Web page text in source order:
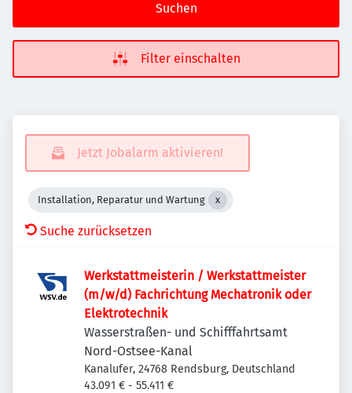
Suchen
Filter einschalten
Jetzt Jobalarm aktivieren!
Installation, Reparatur und Wartung
Suche zurücksetzen
Werkstattmeisterin / Werkstattmeister
(m/w/d) Fachrichtung Mechatronik oder
Elektrotechnik
Wasserstraßen- und Schifffahrtsamt
Nord-Ostsee-Kanal
Kanalufer, 24768 Rendsburg, Deutschland
43.091 € - 55.411 €